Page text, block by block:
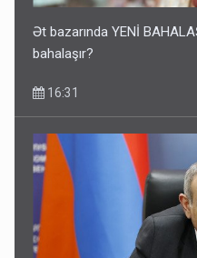
Ət bazarında YENİ
bahalaşır?
16:31